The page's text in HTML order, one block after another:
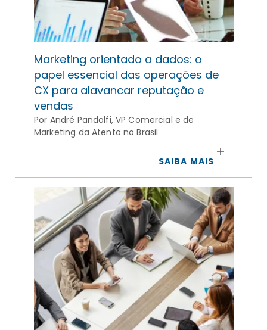
Marketing orientado a dados: o
papel essencial das operações de
CX para alavancar reputação e
vendas
Por André Pandolfi, VP Comercial e de
Marketing da Atento no Brasil
SAIBA MAIS